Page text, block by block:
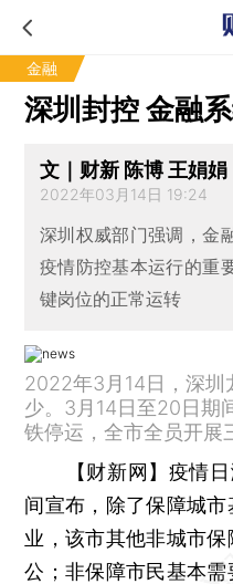
金融
深圳封控 金融
文｜财新 陈博 王娟娟
2022年03月14日 19:24
深圳权威部门强调，金
疫情防控基本运行的重
键岗位的正常运转
2022年3月14日，深圳
少。3月14日至20日期
铁停运，全市全员开展
【财新网】 疫情
间宣布，除了保障城
业，该市其他非城市
公；非保障市民基本